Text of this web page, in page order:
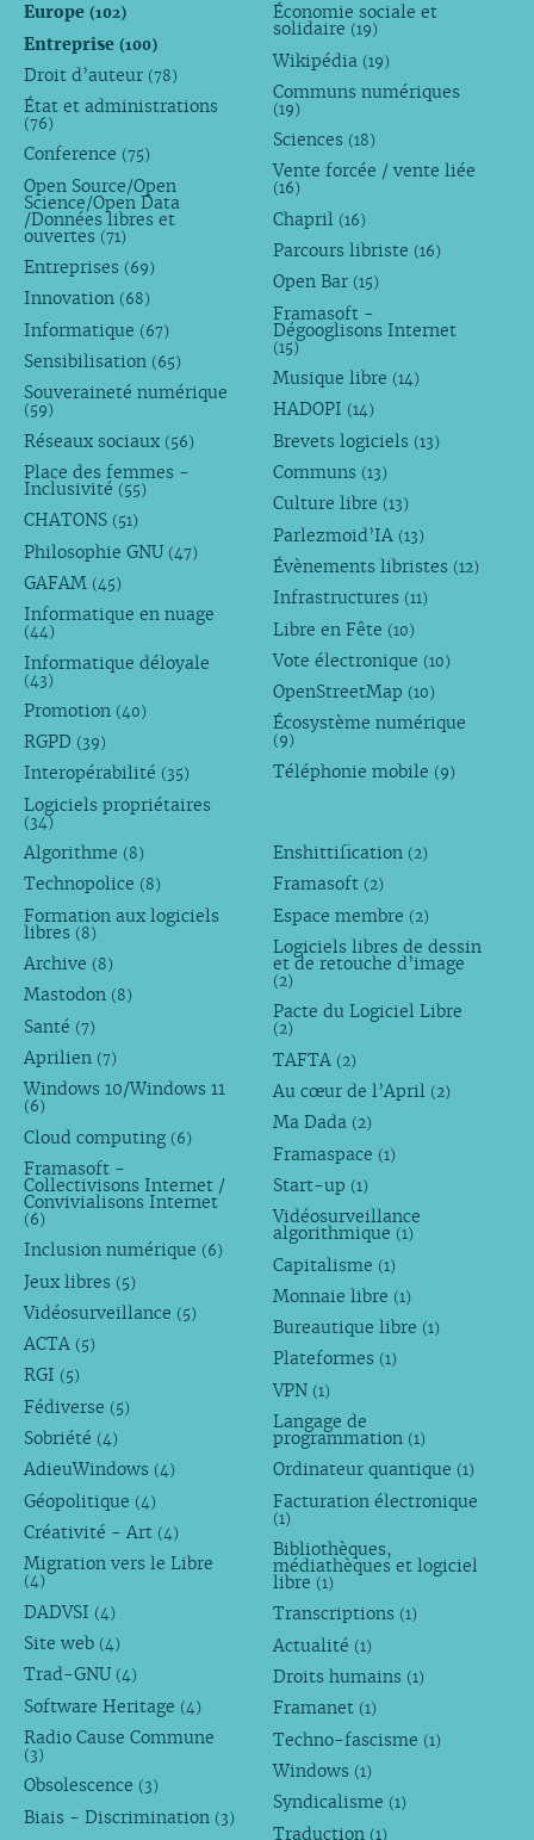
Europe (102)
Entreprise (100)
Droit d’auteur (78)
État et administrations
(76)
Conference (75)
Open Source/Open
Science/Open Data
/Données libres et
ouvertes (71)
Entreprises (69)
Innovation (68)
Informatique (67)
Sensibilisation (65)
Souveraineté numérique
(59)
Réseaux sociaux (56)
Place des femmes -
Inclusivité (55)
CHATONS (51)
Philosophie GNU (47)
GAFAM (45)
Informatique en nuage
(44)
Informatique déloyale
(43)
Promotion (40)
RGPD (39)
Interopérabilité (35)
Logiciels propriétaires
(34)
Économie sociale et
solidaire (19)
Wikipédia (19)
Communs numériques
(19)
Sciences (18)
Vente forcée / vente liée
(16)
Chapril (16)
Parcours libriste (16)
Open Bar (15)
Framasoft -
Dégooglisons Internet
(15)
Musique libre (14)
HADOPI (14)
Brevets logiciels (13)
Communs (13)
Culture libre (13)
Parlezmoid’IA (13)
Évènements libristes (12)
Infrastructures (11)
Libre en Fête (10)
Vote électronique (10)
OpenStreetMap (10)
Écosystème numérique
(9)
Téléphonie mobile (9)
Algorithme (8)
Technopolice (8)
Formation aux logiciels
libres (8)
Archive (8)
Mastodon (8)
Santé (7)
Aprilien (7)
Windows 10/Windows 11
(6)
Cloud computing (6)
Framasoft -
Collectivisons Internet /
Convivialisons Internet
(6)
Inclusion numérique (6)
Jeux libres (5)
Vidéosurveillance (5)
ACTA (5)
RGI (5)
Fédiverse (5)
Sobriété (4)
AdieuWindows (4)
Géopolitique (4)
Créativité - Art (4)
Migration vers le Libre
(4)
DADVSI (4)
Site web (4)
Trad-GNU (4)
Software Heritage (4)
Radio Cause Commune
(3)
Obsolescence (3)
Biais - Discrimination (3)
Enshittification (2)
Framasoft (2)
Espace membre (2)
Logiciels libres de dessin
et de retouche d’image
(2)
Pacte du Logiciel Libre
(2)
TAFTA (2)
Au cœur de l’April (2)
Ma Dada (2)
Framaspace (1)
Start-up (1)
Vidéosurveillance
algorithmique (1)
Capitalisme (1)
Monnaie libre (1)
Bureautique libre (1)
Plateformes (1)
VPN (1)
Langage de
programmation (1)
Ordinateur quantique (1)
Facturation électronique
(1)
Bibliothèques,
médiathèques et logiciel
libre (1)
Transcriptions (1)
Actualité (1)
Droits humains (1)
Framanet (1)
Techno-fascisme (1)
Windows (1)
Syndicalisme (1)
Traduction (1)